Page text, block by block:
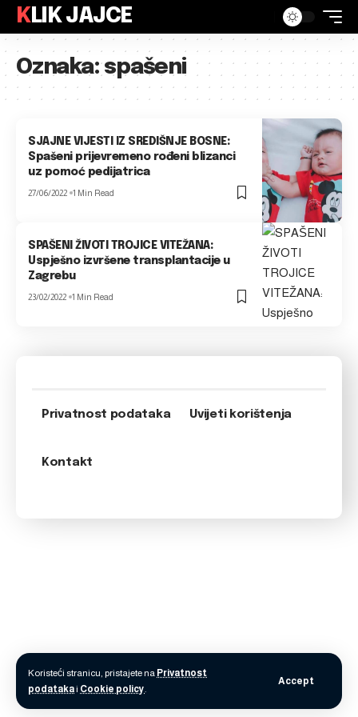
Koristeći stranicu, pristajete na Privatnost
podatakai Cookie policy.
Accept
KLIK JAJCE
Oznaka:spašeni
SJAJNE VIJESTI IZ SREDIŠNJE BOSNE:
Spašeni prijevremeno rođeni blizanci
uz pomoć pedijatrica
27/06/2022 1 Min Read
SPAŠENI ŽIVOTI TROJICE VITEŽANA:
Uspješno izvršene transplantacije u
Zagrebu
23/02/2022 1 Min Read
Privatnost podataka Uvijeti korištenja
Kontakt